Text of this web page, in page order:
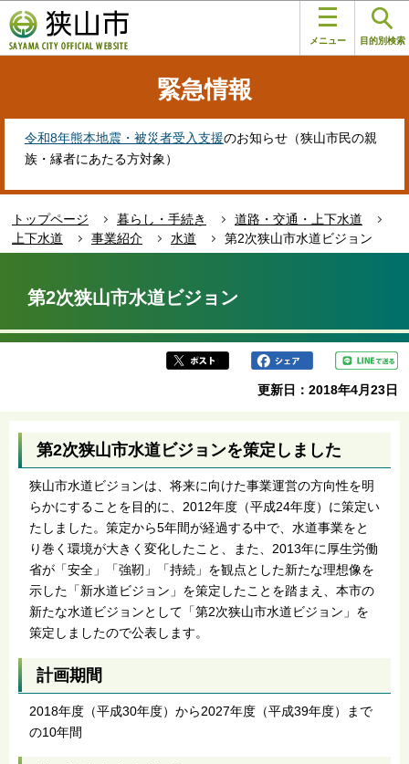
の
ペ
す
メニュー 目的別検索
緊急情報
令和8年熊本地震・被災者受入支援のお知らせ（狭山市民の親
族・縁者にあたる方対象）
トップページ 暮らし・手続き
道路・交通・上下水道
上下水道
事業紹介 水道
第2次狭山市水道ビジョン
か
第2次狭山市水道ビジョン
更新日：2018年4月23日
第2次狭山市水道ビジョンを策定しました
狭山市水道ビジョンは、将来に向けた事業運営の方向性を明
らかにすることを目的に、2012年度（平成24年度）に策定い
たしました。策定から5年間が経過する中で、水道事業をと
り巻く環境が大きく変化したこと、また、2013年に厚生労働
省が「安全」「強靭」「持続」を観点とした新たな理想像を
示した「新水道ビジョン」を策定したことを踏まえ、本市の
新たな水道ビジョンとして「第2次狭山市水道ビジョン」を
策定しましたので公表します。
計画期間
2018年度（平成30年度）から2027年度（平成39年度）まで
の10年間